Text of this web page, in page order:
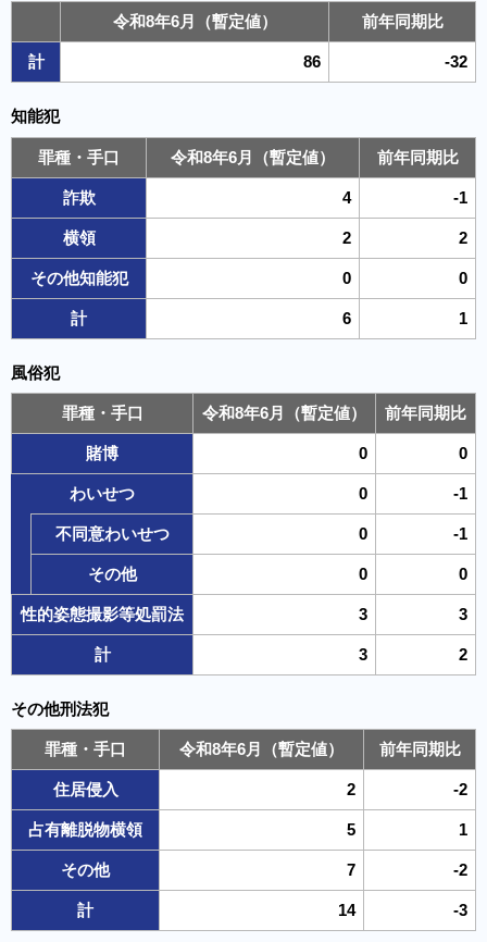
令和8年6月（暫定値） 前年同期比
計 86 -32
知能犯
罪種・手口 令和8年6月（暫定値） 前年同期比
詐欺 4 -1
横領 2 2
その他知能犯 0 0
計 6 1
風俗犯
罪種・手口 令和8年6月（暫定値） 前年同期比
賭博 0 0
わいせつ 0 -1
不同意わいせつ 0 -1
その他 0 0
性的姿態撮影等処罰法 3 3
計 3 2
その他刑法犯
罪種・手口 令和8年6月（暫定値） 前年同期比
住居侵入 2 -2
占有離脱物横領 5 1
その他 7 -2
計 14 -3